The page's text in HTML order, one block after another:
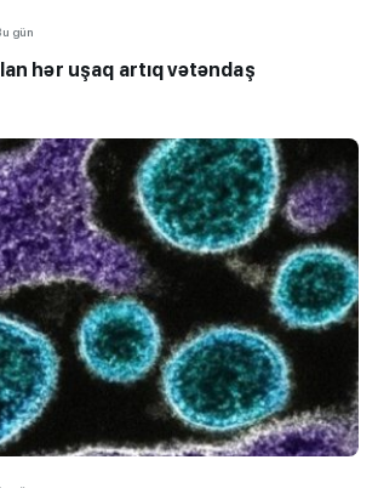
gün
hər uşaq artıq vətəndaş